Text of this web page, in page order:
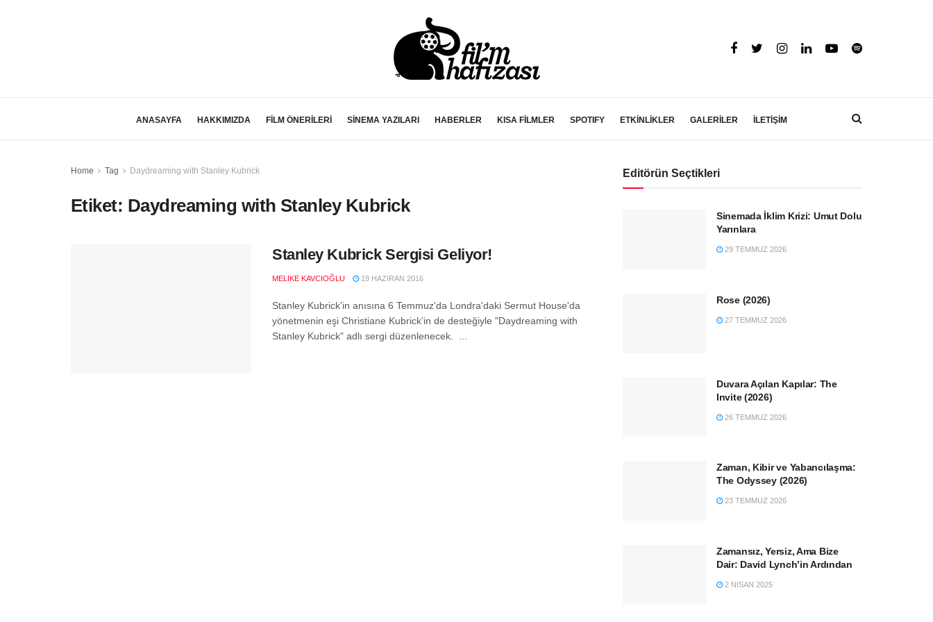
ANASAYFA HAKKIMIZDA FİLM ÖNERİLERİ SİNEMA YAZILARI HABERLER KISA FİLMLER SPOTIFY ETKİNLİKLER GALERİLER İLETİŞİM
Home Tag Daydreaming with Stanley Kubrick
Etiket: Daydreaming with Stanley Kubrick
Stanley Kubrick Sergisi Geliyor!
MELIKE KAVCIOĞLU 19 HAZIRAN 2016
Stanley Kubrick'in anısına 6 Temmuz'da Londra'daki Sermut House'da
yönetmenin eşi Christiane Kubrick’in de desteğiyle "Daydreaming with
Stanley Kubrick" adlı sergi düzenlenecek. ...
Editörün Seçtikleri
Sinemada İklim Krizi: Umut Dolu
Yarınlara
29 TEMMUZ 2026
Rose (2026)
27 TEMMUZ 2026
Duvara Açılan Kapılar: The
Invite (2026)
26 TEMMUZ 2026
Zaman, Kibir ve Yabancılaşma:
The Odyssey (2026)
23 TEMMUZ 2026
Zamansız, Yersiz, Ama Bize
Dair: David Lynch’in Ardından
2 NISAN 2025